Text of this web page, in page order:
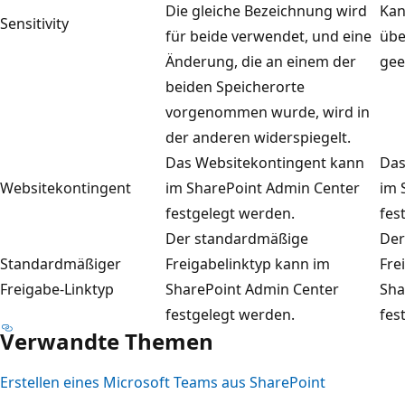
Sensitivity
Die gleiche Bezeichnung wird
für beide verwendet, und eine
Änderung, die an einem der
beiden Speicherorte
vorgenommen wurde, wird in
der anderen widerspiegelt.
Websitekontingent
Das Websitekontingent kann
im SharePoint Admin Center
festgelegt werden.
im
Standardmäßiger
Freigabe-Linktyp
Der standardmäßige
Freigabelinktyp kann im
SharePoint Admin Center
festgelegt werden.
Verwandte Themen
Erstellen eines Microsoft Teams aus SharePoint